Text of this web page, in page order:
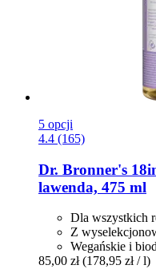
5 opcji
4.4 (165)
Dr. Bronner's
lawenda, 475 ml
Dla wszystkich
Z
Wegańskie i
85,00 zł (178,95 zł / l)